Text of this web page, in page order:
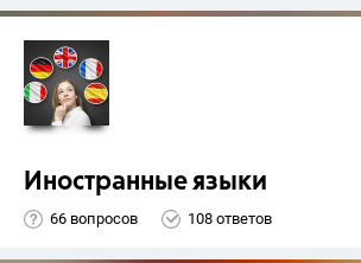
Иностранные языки
66 вопросов 108 ответов